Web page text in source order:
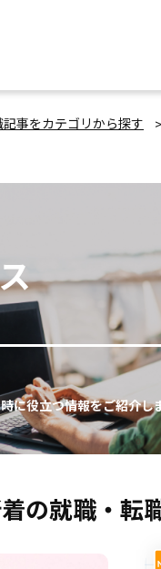
事をカテゴリから探す
に役立つ情報をご紹介し
の就職・転